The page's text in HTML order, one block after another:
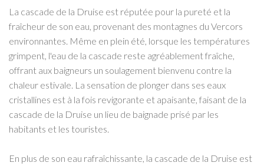
La cascade de la Druise est réputée pour la pureté et la
fraîcheur de son eau, provenant des montagnes du Vercors
environnantes. Même en plein été, lorsque les températures
grimpent, l'eau de la cascade reste agréablement fraîche,
offrant aux baigneurs un soulagement bienvenu contre la
chaleur estivale. La sensation de plonger dans ses eaux
cristallines est à la fois revigorante et apaisante, faisant de la
cascade de la Druise un lieu de baignade prisé par les
habitants et les touristes.
En plus de son eau rafraîchissante, la cascade de la Druise est